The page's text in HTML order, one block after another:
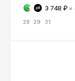
3 748 ₽ ×
28 29 31